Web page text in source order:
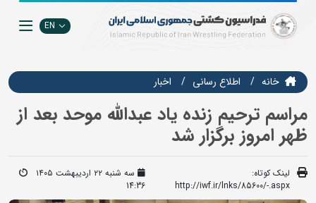
EN
خانه اطلاع رسانی اخبار
مراسم ترحیم زنده یاد عبدالله موحد بعد از
ظهر امروز برگزار شد
لینک کوتاه:
http://iwf.ir/lnks/85600/-.aspx
سه شنبه ۲۲ اردیبهشت ۱۴۰۵
14:36